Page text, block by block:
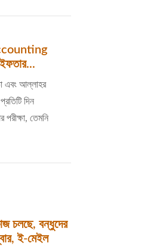
এবং আল্লাহর
দিন
পরীক্ষা, তেমনি
চলছে, বন্ধুদের
ই-মেইল